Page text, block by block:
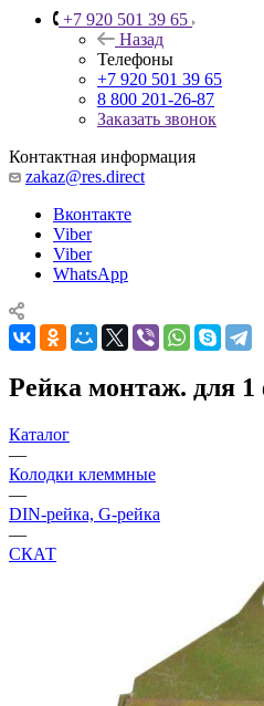
+7 920 501 39 65
Назад
Телефоны
+7 920 501 39 65
8 800 201-26-87
Заказать звонок
Контактная информация
zakaz@res.direct
Вконтакте
Viber
Viber
WhatsApp
Рейка монтаж. для
Каталог
—
Колодки клеммные
—
DIN-рейка, G-рейка
—
СКАТ